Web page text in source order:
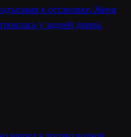
к остановке. Женя
у задней двери,